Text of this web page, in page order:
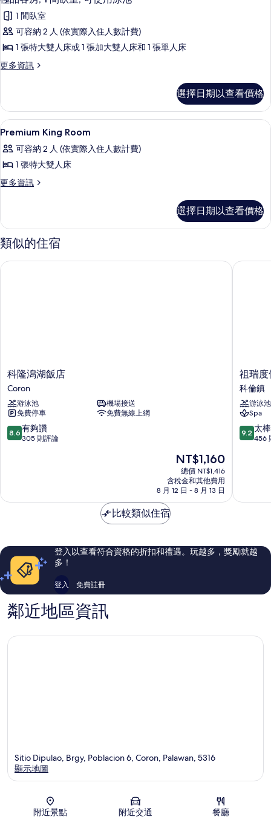
的
所
有
片
(East
Wing
Premier)
的
詳
示
極
品
房,
間
臥
室,
可
使
用
的
所
有
1 間臥室
可容納 2 人 (依實際入住人數計費)
1 張特大雙人床或 1 張加大雙人床和 1 張單人床
更多資訊
更
客
房,
1
臥
室,
使
的
詳
情
選擇日期以查看價格
顯
示
Premium
King
Room
有
相
片
浴室 | 淋浴設備、水療按摩蓮蓬頭、
2
Premium King Room
可容納 2 人 (依實際入住人數計費)
1 張特大雙人床
更多資訊
更
Room
的
詳
選擇日期以查看價格
類似的住宿
科
隆
潟
湖
飯
店
Coron
科隆潟湖飯店
Coron
游泳池
機場接送
免費停車
免費無線上網
8.6
分，
夠
評
論
8.6 有夠讚
305 則評論
現
在
價
格
為
NT$1,160
總價 NT$1,416
含稅金和其他費用
8 月 12 日 - 8 月 13 日
科隆潟湖飯店
祖
瑞
度
假
村
科
倫
祖瑞度
科倫鎮
游泳池
Spa
9.2
分，
棒
評
論
9.2 太
456
祖瑞度
比較類似住宿
登入以查看符合資格的折扣和禮遇。玩越多，獎勵就越
多！
登入 免費註冊
鄰近地區資訊
地圖
Sitio Dipulao, Brgy, Poblacion 6, Coron, Palawan, 5316
顯示地圖
附近景點 附近交通 餐廳